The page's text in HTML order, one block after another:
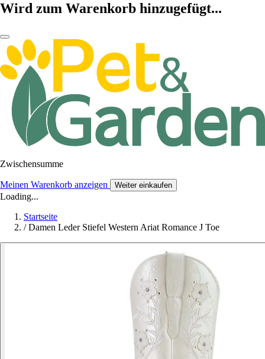
Wird zum Warenkorb hinzugefügt...
Zwischensumme
Meinen Warenkorb anzeigen Weiter einkaufen
Loading...
Startseite
/ Damen Leder Stiefel Western Ariat Romance J Toe